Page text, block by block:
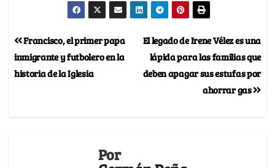
El legado de Irene Vélez es una
lápida para las familias que
deben apagar sus estufas por
ahorrar gas
Francisco, el primer papa
inmigrante y futbolero en la
historia de la Iglesia
Por